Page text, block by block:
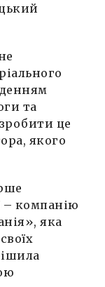
та
це
якого
– компанію
яка